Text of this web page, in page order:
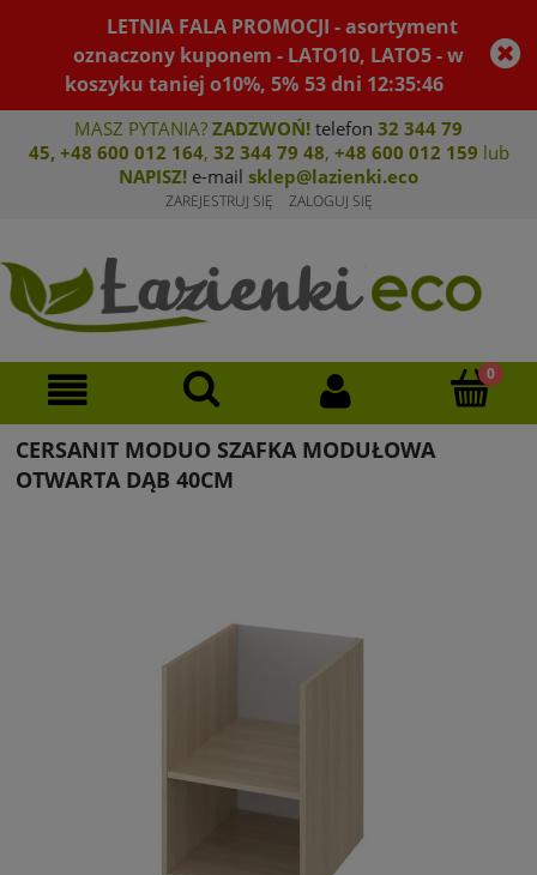
LETNIA FALA PROMOCJI - asortyment
oznaczony kuponem - LATO10, LATO5 - w
koszyku taniej o10%, 5% 53dni 12:35:45
MASZ PYTANIA? ZADZWOŃ! telefon 32 344 79
45, +48 600 012 164, 32 344 79 48, +48 600 012 159 lub
NAPISZ! e-mail sklep@lazienki.eco
ZAREJESTRUJ SIĘ ZALOGUJ SIĘ
CERSANIT MODUO SZAFKA MODUŁOWA
OTWARTA DĄB 40CM